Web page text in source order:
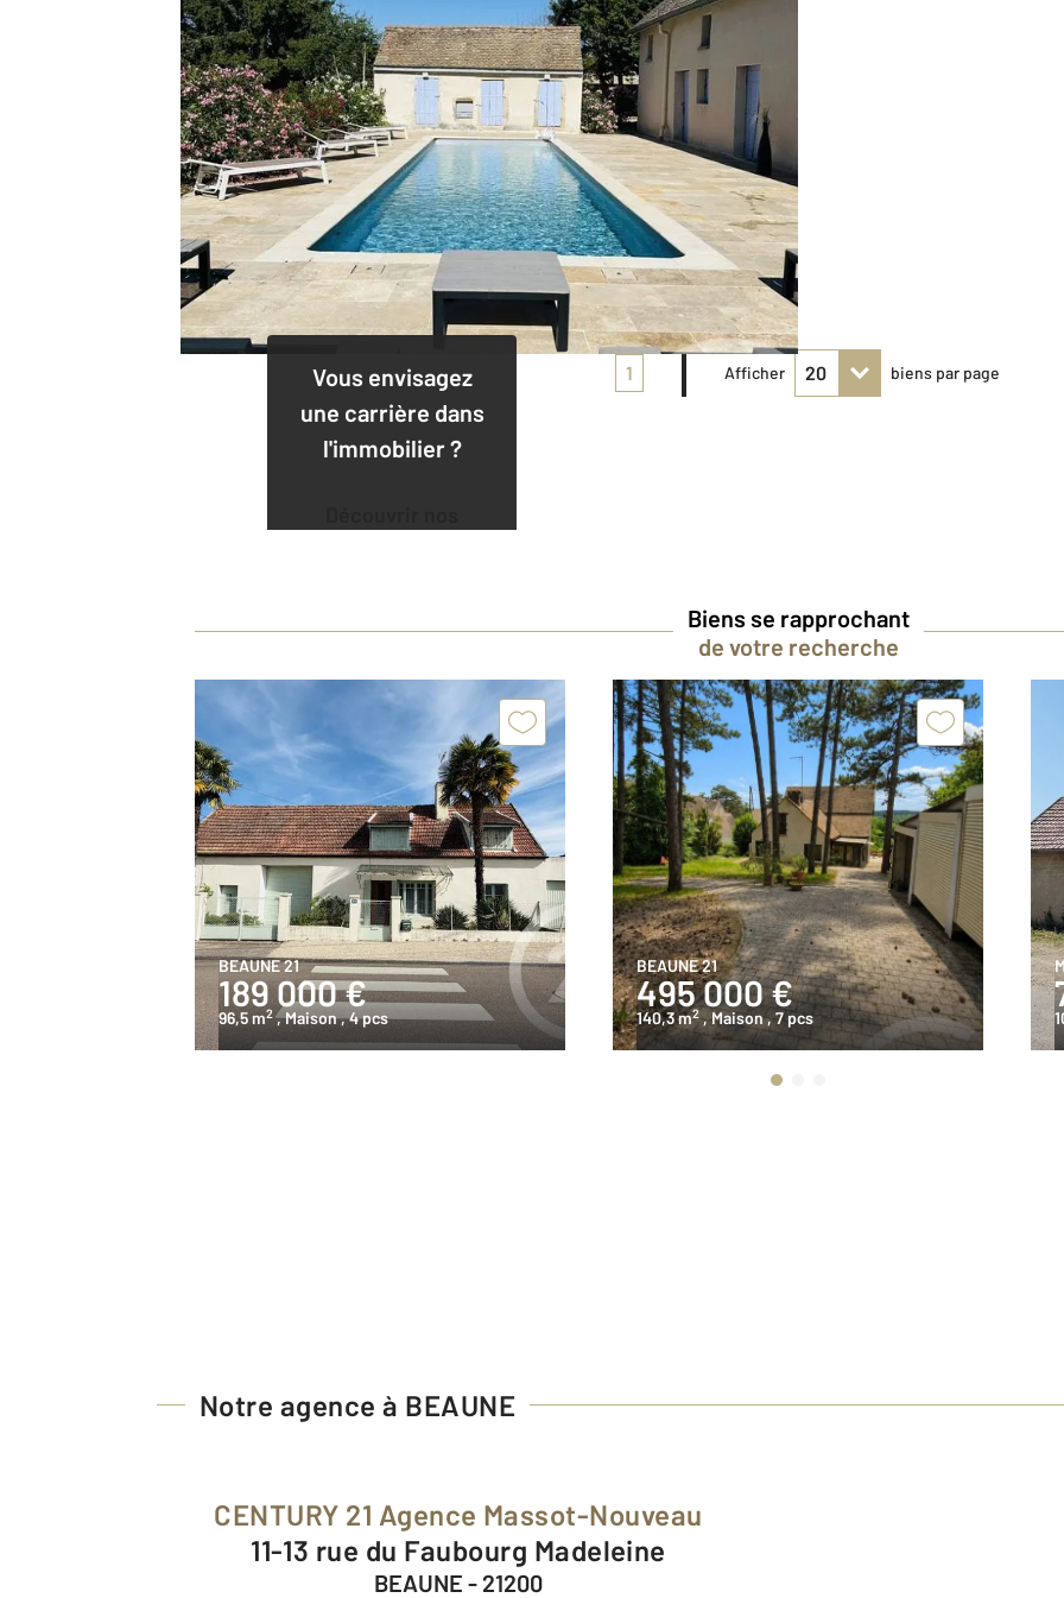
Vous envisagez
une carrière dans
l'immobilier ?
1 Afficher biens par page
Biens se rapprochant
de votre recherche
BEAUNE 21
189 000 €
96,5 m2 , Maison, 4 pcs
BEAUNE 21
495 000 €
140,3 m2 , Maison, 7 pcs
Notre agence à BEAUNE
CENTURY 21 Agence Massot-Nouveau
11-13 rue du Faubourg Madeleine
BEAUNE - 21200